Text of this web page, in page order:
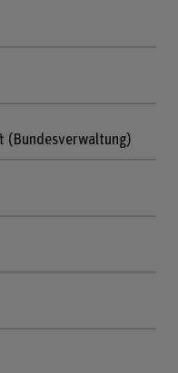
(Bundesverwaltung)